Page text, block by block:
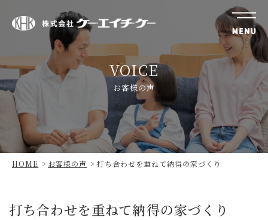
会
社
ケ
ー・
エ
チ・
ケ
VOICE
お客様の声
HOME お客様の声 打ち合わせを重ねて納得の家づくり
打ち合わせを重ねて納得の家づくり